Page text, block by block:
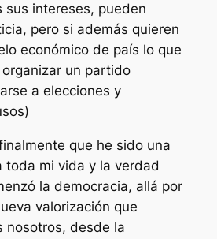
sus intereses, pueden
pero si además quieren
económico de país lo que
un partido
a elecciones y
que he sido una
toda mi vida y la verdad
la democracia, allá por
valorización que
nosotros, desde la